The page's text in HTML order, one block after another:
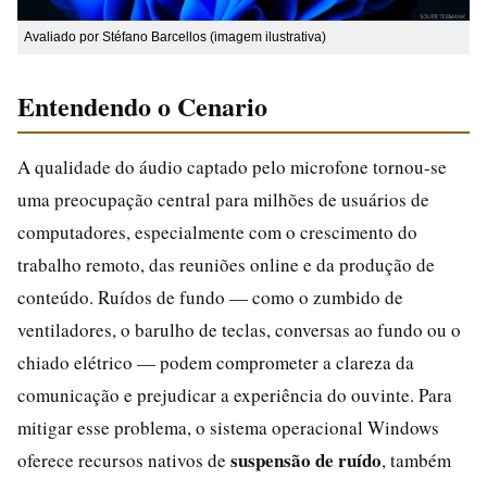
Avaliado por Stéfano Barcellos (imagem ilustrativa)
Entendendo o Cenario
A qualidade do áudio captado pelo microfone tornou-se
uma preocupação central para milhões de usuários de
computadores, especialmente com o crescimento do
trabalho remoto, das reuniões online e da produção de
conteúdo. Ruídos de fundo — como o zumbido de
ventiladores, o barulho de teclas, conversas ao fundo ou o
chiado elétrico — podem comprometer a clareza da
comunicação e prejudicar a experiência do ouvinte. Para
mitigar esse problema, o sistema operacional Windows
oferece recursos nativos de suspensão de ruído, também